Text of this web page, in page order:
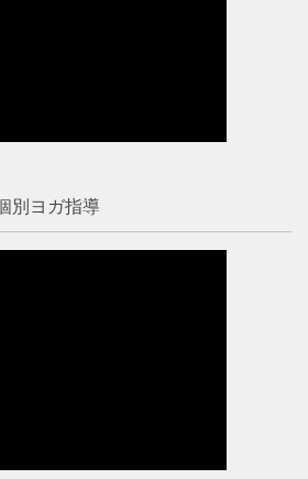
別ヨガ指導